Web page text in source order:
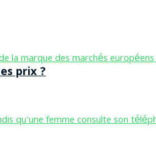
prix ?